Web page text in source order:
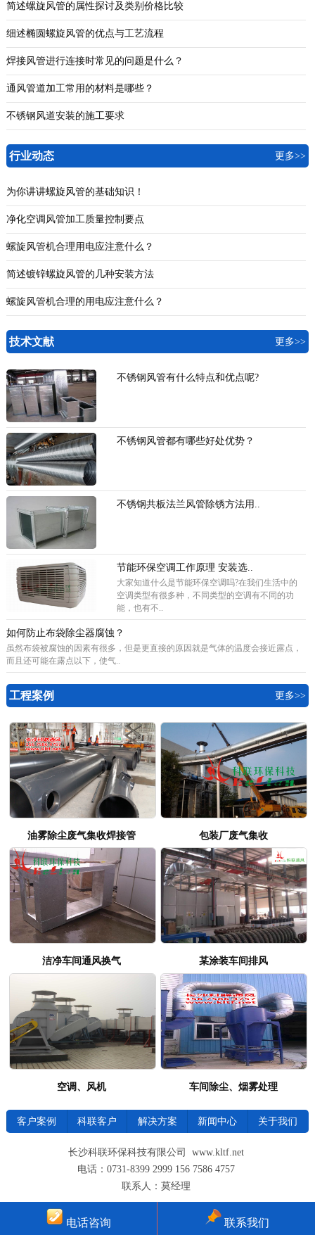
简述螺旋风管的属性探讨及类别价格比较
细述椭圆螺旋风管的优点与工艺流程
焊接风管进行连接时常见的问题是什么？
通风管道加工常用的材料是哪些？
不锈钢风道安装的施工要求
行业动态 更多>>
为你讲讲螺旋风管的基础知识！
净化空调风管加工质量控制要点
螺旋风管机合理用电应注意什么？
简述镀锌螺旋风管的几种安装方法
螺旋风管机合理的用电应注意什么？
技术文献 更多>>
不锈钢风管有什么特点和优点呢?
不锈钢风管都有哪些好处优势？
不锈钢共板法兰风管除锈方法用..
节能环保空调工作原理 安装选..
大家知道什么是节能环保空调吗?在我们生活中的
空调类型有很多种，不同类型的空调有不同的功
能，也有不..
如何防止布袋除尘器腐蚀？
虽然布袋被腐蚀的因素有很多，但是更直接的原因就是气体的温度会接近露点，
而且还可能在露点以下，使气..
工程案例 更多>>
油雾除尘废气集收焊接管 包装厂废气集收
洁净车间通风换气 某涂装车间排风
空调、风机 车间除尘、烟雾处理
客户案例 科联客户 解决方案 新闻中心 关于我们
长沙科联环保科技有限公司 www.kltf.net
电话：0731-8399 2999 156 7586 4757
联系人：莫经理
电话咨询 联系我们